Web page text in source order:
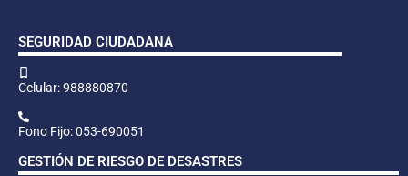
SEGURIDAD CIUDADANA
Celular: 988880870
Fono Fijo: 053-690051
GESTIÓN DE RIESGO DE DESASTRES